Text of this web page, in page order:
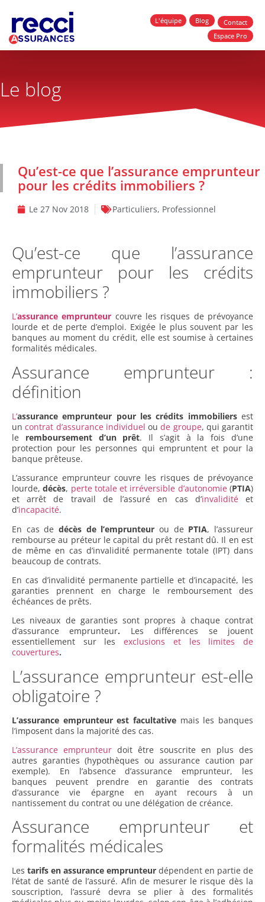
L'équipe Blog
Contact
Espace Pro
Le blog
Qu’est-ce que l’assurance emprunteur
pour les crédits immobiliers ?
Le 27 Nov 2018 Particuliers, Professionnel
Qu’est-ce que l’assurance
emprunteur pour les crédits
immobiliers ?
L’assurance emprunteur couvre les risques de prévoyance
lourde et de perte d’emploi. Exigée le plus souvent par les
banques au moment du crédit, elle est soumise à certaines
formalités médicales.
Assurance emprunteur :
définition
L’assurance emprunteur pour les crédits immobiliers est
uncontrat d’assurance individuel oude groupe, qui garantit
le remboursement d’un prêt. Il s’agit à la fois d’une
protection pour les personnes qui empruntent et pour la
banque prêteuse.
L’assurance emprunteur couvre les risques de prévoyance
lourde,décès, perte totale et irréversible d’autonomie(PTIA)
et arrêt de travail de l’assuré en cas d’invaliditéet
d’incapacité.
En cas de décès de l’emprunteur ou de PTIA, l’assureur
rembourse au préteur le capital du prêt restant dû. Il en est
de même en cas d’invalidité permanente totale (IPT) dans
beaucoup de contrats.
En cas d’invalidité permanente partielle et d’incapacité, les
garanties prennent en charge le remboursement des
échéances de prêts.
Les niveaux de garanties sont propres à chaque contrat
d’assurance emprunteur. Les différences se jouent
essentiellement sur lesexclusions et les limites de
couvertures.
L’assurance emprunteur est-elle
obligatoire ?
L’assurance emprunteur est facultative mais les banques
l’imposent dans la majorité des cas.
L’assurance emprunteur doit être souscrite en plus des
autres garanties (hypothèques ou assurance caution par
exemple). En l’absence d’assurance emprunteur, les
banques peuvent prendre en garantie des contrats
d’assurance vie épargne en ayant recours à un
nantissement du contrat ou une délégation de créance.
Assurance emprunteur et
formalités médicales
Les tarifs en assurance emprunteur dépendent en partie de
l’état de santé de l’assuré. Afin de mesurer le risque dès la
souscription, l’assuré devra se plier à des formalités